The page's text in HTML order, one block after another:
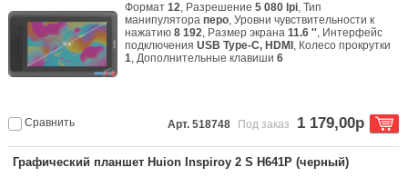
Формат12, Разрешение5 080 lpi, Тип
манипулятораперо, Уровни чувствительности к
нажатию8 192, Размер экрана11.6 '', Интерфейс
подключенияUSB Type-C, HDMI , Колесо прокрутки
1, Дополнительные клавиши6
Сравнить Арт. 518748 Под заказ 1 179,00р
Графический планшет Huion Inspiroy 2 S H641P (черный)